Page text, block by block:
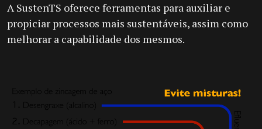
A SustenTS oferece ferramentas para auxiliar e
propiciar processos mais sustentáveis, assim como
melhorar a capabilidade dos mesmos.